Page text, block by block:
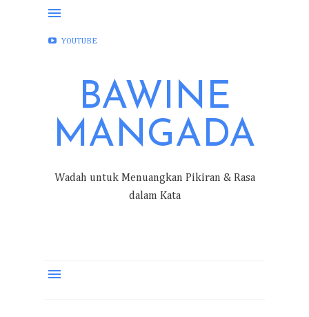
FACEBOOK
YOUTUBE
BAWINE
MANGADA
Wadah untuk Menuangkan Pikiran & Rasa
dalam Kata